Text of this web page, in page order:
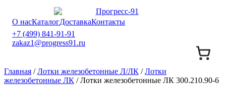
О насКаталогДоставкаКонтакты
+7 (499) 841-91-91
zakaz1@progress91.ru
Главная /Лотки железобетонные Л/ЛК /Лотки
железобетонные ЛК / Лотки железобетонные ЛК 300.210.90-6